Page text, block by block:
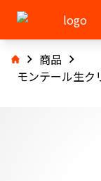
商品
モンテール生ク